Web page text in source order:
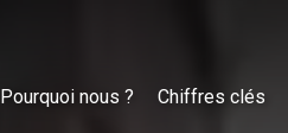
Pourquoi nous ? Chiffres clés